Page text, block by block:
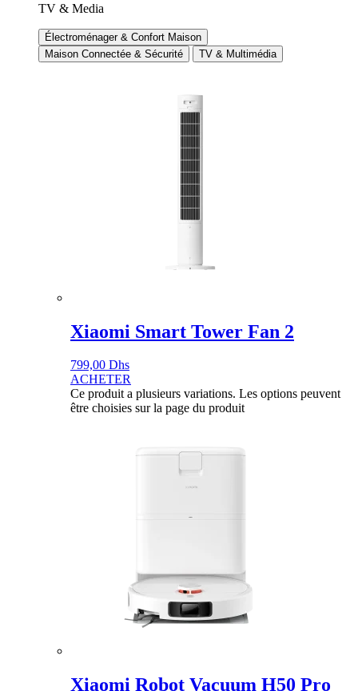
TV & Media
Électroménager & Confort Maison
Maison Connectée & Sécurité
TV & Multimédia
Xiaomi Smart Tower Fan 2
799,00 Dhs
ACHETER
Ce produit a plusieurs variations. Les options peuvent
être choisies sur la page du produit
Xiaomi Robot Vacuum H50 Pro